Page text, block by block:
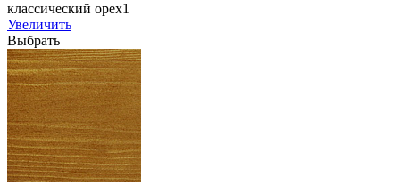
классический орех1
Увеличить
Выбрать